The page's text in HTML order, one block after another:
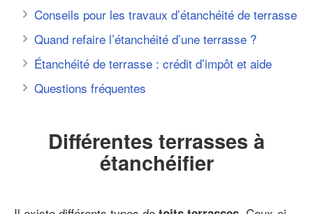
Conseils pour les travaux d’étanchéité de terrasse
Quand refaire l’étanchéité d’une terrasse ?
Étanchéité de terrasse : crédit d’impôt et aide
Questions fréquentes
Différentes terrasses à
étanchéifier